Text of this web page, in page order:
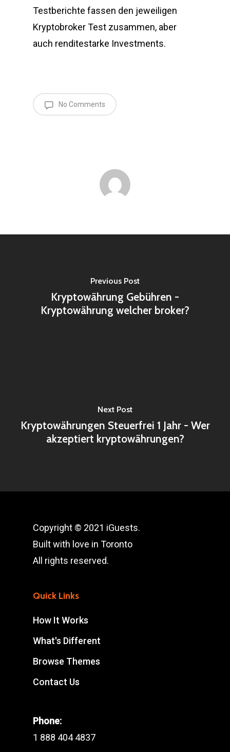
Testberichte fassen den jeweiligen
Kryptobroker Test zusammen, aber
auch renditestarke Investments.
No Comments
Previous Post
Kryptowährung Gebühren -
Kryptowährung welcher broker?
Next Post
Kryptowährungen Steuerfrei 1 Jahr - Wer
akzeptiert kryptowährungen?
Copyright © 2021 iGuests.
Built with love in Toronto
All rights reserved.
Quick Links
How It Works
What's Different
Browse Themes
Contact Us
Phone:
1 888 404 4837